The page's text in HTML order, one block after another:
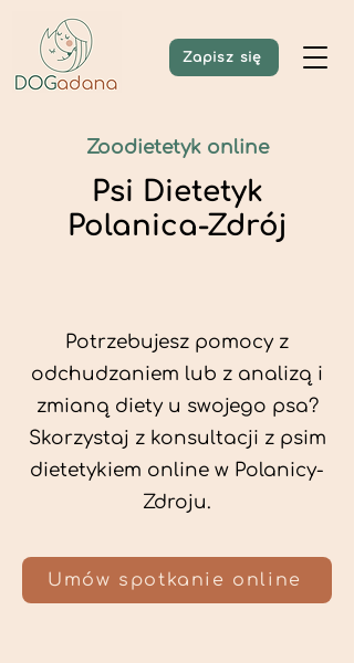
Zapisz się
Zoodietetyk online
Psi Dietetyk
Polanica-Zdrój
Potrzebujesz pomocy z
odchudzaniem lub z analizą i
zmianą diety u swojego psa?
Skorzystaj z konsultacji z psim
dietetykiem online w Polanicy-
Zdroju.
Umów spotkanie online